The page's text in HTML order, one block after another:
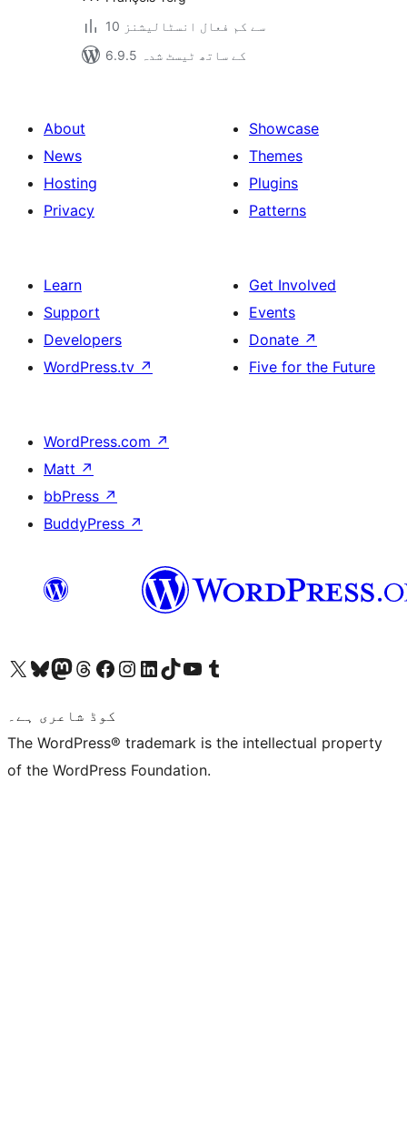
10 سے کم فعال انسٹالیشنز
6.9.5 کے ساتھ ٹیسٹ شدہ
About
News
Hosting
Privacy
Showcase
Themes
Plugins
Patterns
Learn
Support
Developers
WordPress.tv ↗
Get Involved
Events
Donate ↗
Five for the Future
WordPress.com ↗
Matt ↗
bbPress ↗
BuddyPress ↗
Visit our X (formerly Twitter) account
ہمارے بلیواسکائی اکاؤنٹ پر جائیں
Visit our Mastodon account
ہمارے ٹھریڈز اکاؤنٹ پر جائیں
Visit our Facebook page
Visit our Instagram account
Visit our LinkedIn account
ہمارے ٹک ٹاک اکاؤنٹ پر جائیں
Visit our YouTube channel
ہمارے ٹمبلر اکاؤنٹ پر جائیں
کوڈ شاعری ہے۔
The WordPress® trademark is the intellectual property
of the WordPress Foundation.